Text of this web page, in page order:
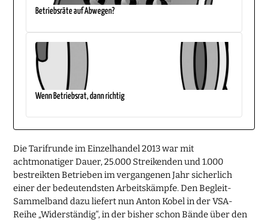
Betriebsräte auf Abwegen?
Wenn Betriebsrat, dann richtig
Die Tarifrunde im Einzelhandel 2013 war mit
achtmonatiger Dauer, 25.000 Streikenden und 1.000
bestreikten Betrieben im vergangenen Jahr sicherlich
einer der bedeutendsten Arbeitskämpfe. Den Begleit-
Sammelband dazu liefert nun Anton Kobel in der VSA-
Reihe „Widerständig“, in der bisher schon Bände über den